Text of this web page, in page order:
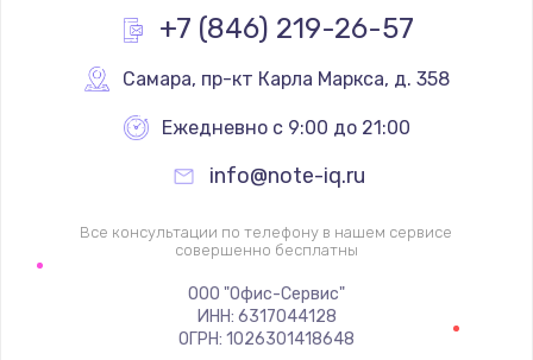
+7 (846) 219-26-57
Самара, пр-кт Карла Маркса, д. 358
Ежедневно с 9:00 до 21:00
info@note-iq.ru
Все консультации по телефону в нашем сервисе
совершенно бесплатны
ООО "Офис-Сервис"
ИНН: 6317044128
ОГРН: 1026301418648